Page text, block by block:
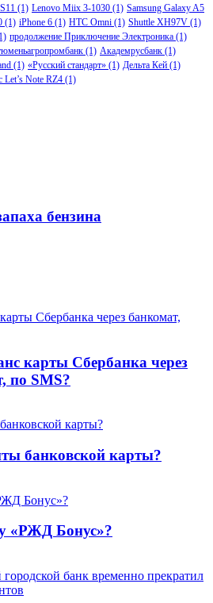
(1) Lenovo Miix 3-1030 (1) Samsung Galaxy A5
(1) iPhone 6 (1) HTC Omni (1) Shuttle XH97V (1)
продолжение Приключение Электроника (1)
(1) Академрусбанк (1)
(1) «Русский стандарт» (1) Дельта Кей (1)
Let’s Note RZ4 (1)
бензина
карты Сбербанка через
по SMS?
банковской карты?
«РЖД Бонус»?